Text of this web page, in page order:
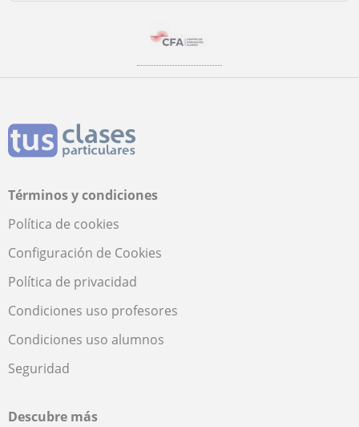
Términos y condiciones
Política de cookies
Configuración de Cookies
Política de privacidad
Condiciones uso profesores
Condiciones uso alumnos
Seguridad
Descubre más